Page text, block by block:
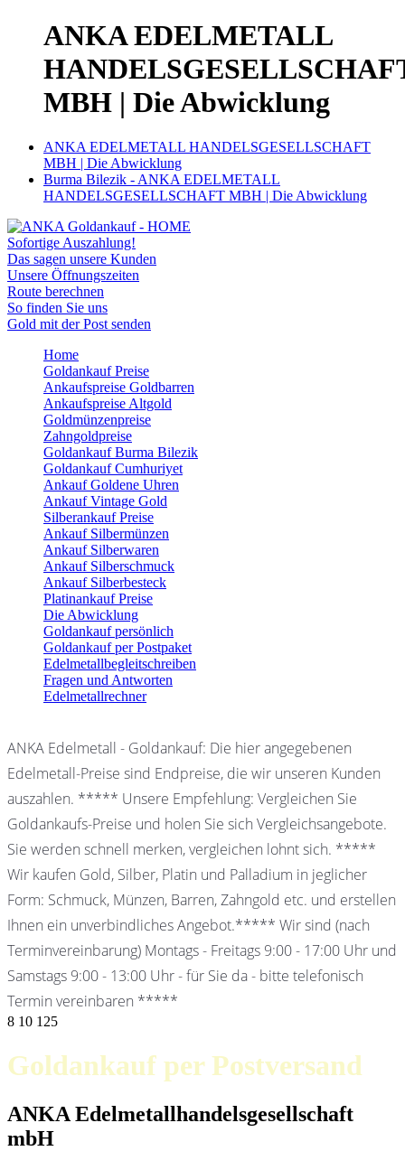
ANKA EDELMETALL
MBH | Die Abwicklung
ANKA EDELMETALL HANDELSGESELLSCHAFT
MBH | Die Abwicklung
Burma Bilezik - ANKA EDELMETALL
HANDELSGESELLSCHAFT MBH | Die Abwicklung
Sofortige Auszahlung!
Das sagen unsere Kunden
Unsere Öffnungszeiten
Route berechnen
So finden Sie uns
Gold mit der Post senden
Home
Goldankauf Preise
Ankaufspreise Goldbarren
Ankaufspreise Altgold
Goldmünzenpreise
Zahngoldpreise
Goldankauf Burma Bilezik
Goldankauf Cumhuriyet
Ankauf Goldene Uhren
Ankauf Vintage Gold
Silberankauf Preise
Ankauf Silbermünzen
Ankauf Silberwaren
Ankauf Silberschmuck
Ankauf Silberbesteck
Platinankauf Preise
Die Abwicklung
Goldankauf persönlich
Goldankauf per Postpaket
Edelmetallbegleitschreiben
Fragen und Antworten
Edelmetallrechner
ANKA Edelmetall - Goldankauf: Die hier angegebenen
Edelmetall-Preise sind Endpreise, die wir unseren Kunden
auszahlen. ***** Unsere Empfehlung: Vergleichen Sie
Goldankaufs-Preise und holen Sie sich Vergleichsangebote.
Sie werden schnell merken, vergleichen lohnt sich. *****
Wir kaufen Gold, Silber, Platin und Palladium in jeglicher
Form: Schmuck, Münzen, Barren, Zahngold etc. und erstellen
Ihnen ein unverbindliches Angebot.***** Wir sind (nach
Terminvereinbarung) Montags - Freitags 9:00 - 17:00 Uhr und
Samstags 9:00 - 13:00 Uhr - für Sie da - bitte telefonisch
Termin vereinbaren *****
8 10 125
Goldankauf per Postversand
ANKA Edelmetallhandelsgesellschaft
mbH